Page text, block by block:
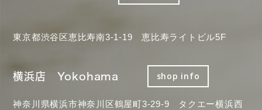
東京都渋谷区恵比寿南3-1-19 恵比寿ライトビル5F
横浜店 Yokohama shop info
神奈川県横浜市神奈川区鶴屋町3-29-9 タクエー横浜西